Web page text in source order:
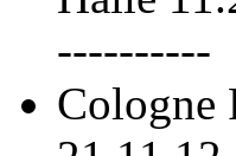
----------
Cologne